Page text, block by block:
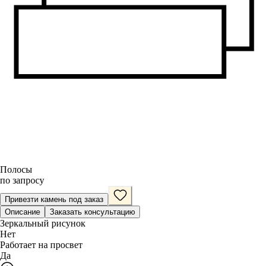
Полосы
по запросу
Привезти камень под заказ
Описание
Заказать консультацию
Зеркальный рисунок
Нет
Работает на просвет
Да